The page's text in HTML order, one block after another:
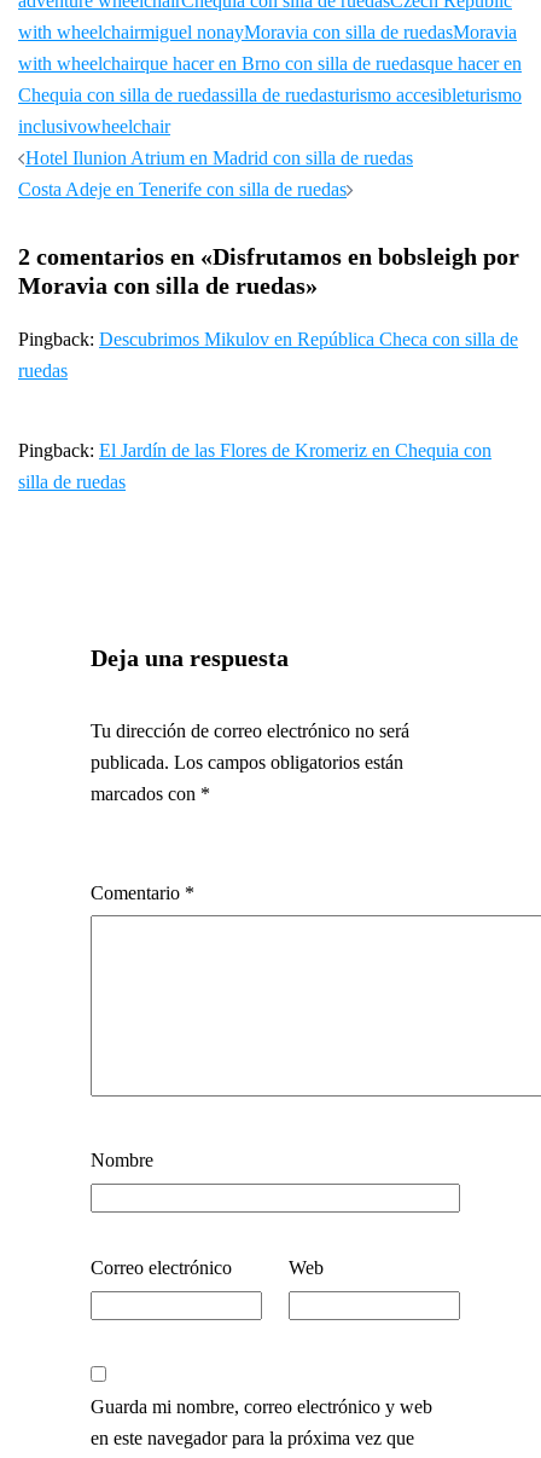
with wheelchairmiguel nonayMoravia con silla de ruedasMoravia
with wheelchairque hacer en Brno con silla de ruedasque hacer en
Chequia con silla de ruedassilla de ruedasturismo accesibleturismo
inclusivowheelchair
Navegación
de
Hotel Ilunion Atrium en Madrid con silla de ruedas
Costa Adeje en Tenerife con silla de ruedas
2 comentarios en «Disfrutamos en bobsleigh por
Moravia con silla de ruedas»
Pingback: Descubrimos Mikulov en República Checa con silla de
ruedas
Pingback: El Jardín de las Flores de Kromeriz en Chequia con
silla de ruedas
Deja una respuesta
Tu dirección de correo electrónico no será
publicada. Los campos obligatorios están
marcados con *
Comentario *
Nombre
Correo electrónico Web
Guarda mi nombre, correo electrónico y web
en este navegador para la próxima vez que